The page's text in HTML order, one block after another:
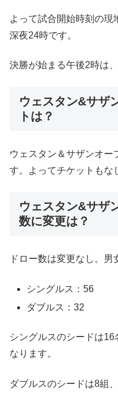
よって試合開始時刻の現
深夜24時です。
決勝が始まる午後2時は
ウェスタン&サザ
トは？
ウェスタン＆サザンオー
す。よってチケットもな
ウェスタン&サザ
数に変更は？
ドロー数は変更なし。男
シングルス：56
ダブルス：32
シングルスのシードは
なります。
ダブルスのシードは8組